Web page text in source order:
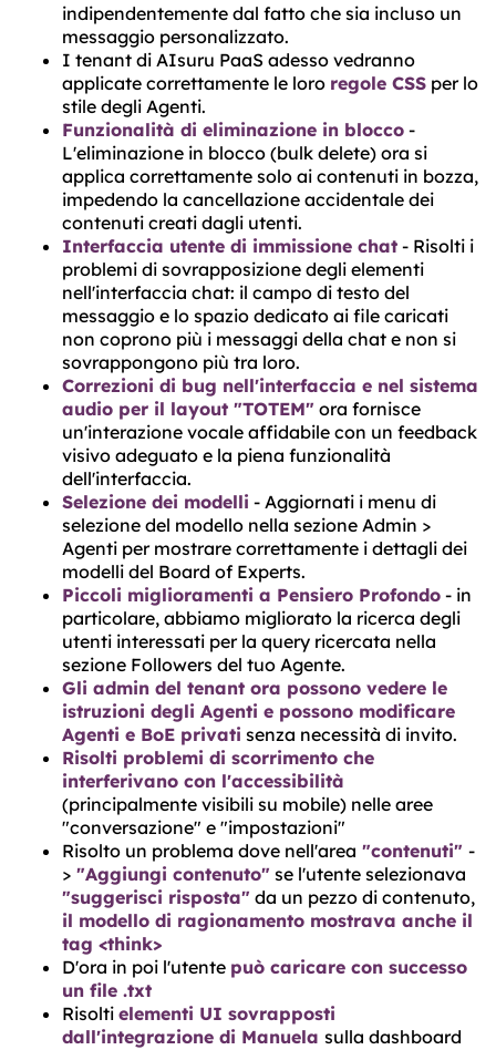
indipendentemente dal fatto che sia incluso un
messaggio personalizzato.
I tenant di AIsuru PaaS adesso vedranno
applicate correttamente le loro regole CSS per lo
stile degli Agenti.
Funzionalità di eliminazione in blocco -
L'eliminazione in blocco (bulk delete) ora si
applica correttamente solo ai contenuti in bozza,
impedendo la cancellazione accidentale dei
contenuti creati dagli utenti.
Interfaccia utente di immissione chat - Risolti i
problemi di sovrapposizione degli elementi
nell'interfaccia chat: il campo di testo del
messaggio e lo spazio dedicato ai file caricati
non coprono più i messaggi della chat e non si
sovrappongono più tra loro.
Correzioni di bug nell'interfaccia e nel sistema
audio per il layout "TOTEM" ora fornisce
un'interazione vocale affidabile con un feedback
visivo adeguato e la piena funzionalità
dell'interfaccia.
Selezione dei modelli - Aggiornati i menu di
selezione del modello nella sezione Admin >
Agenti per mostrare correttamente i dettagli dei
modelli del Board of Experts.
Piccoli miglioramenti a Pensiero Profondo - in
particolare, abbiamo migliorato la ricerca degli
utenti interessati per la query ricercata nella
sezione Followers del tuo Agente.
Gli admin del tenant ora possono vedere le
istruzioni degli Agenti e possono modificare
Agenti e BoE privati senza necessità di invito.
Risolti problemi di scorrimento che
interferivano con l'accessibilità
(principalmente visibili su mobile) nelle aree
"conversazione" e "impostazioni"
Risolto un problema dove nell'area "contenuti" -
> "Aggiungi contenuto" se l'utente selezionava
"suggerisci risposta" da un pezzo di contenuto,
il modello di ragionamento mostrava anche il
tag <think>
D'ora in poi l'utente può caricare con successo
un file .txt
Risolti elementi UI sovrapposti
dall'integrazione di Manuela sulla dashboard